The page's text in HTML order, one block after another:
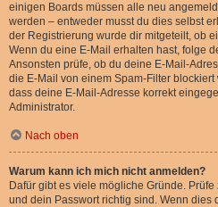
einigen Boards müssen alle neu
werden – entweder musst du dies selbst
der Registrierung wurde dir mitgeteilt, ob
Wenn du eine E-Mail erhalten hast, folge
Ansonsten prüfe, ob du deine E-Mail-
die E-Mail von einem Spam-Filter
dass deine E-Mail-Adresse korrekt
Administrator.
Nach oben
Warum kann ich mich nicht anmelden?
Dafür gibt es viele mögliche Gründe.
und dein Passwort richtig sind. Wenn dies